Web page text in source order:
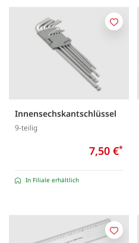
Innensechskantschlüssel
9-teilig
7,50 €*
In Filiale erhältlich
Merken
Merken